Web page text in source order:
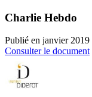
Charlie Hebdo
Publié en janvier 2019
Consulter le document